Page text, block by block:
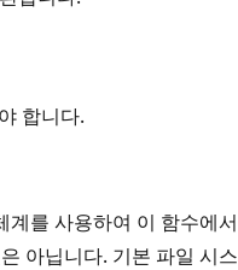
합니다.
계를 사용하여 이 함수에서
아닙니다. 기본 파일 시스